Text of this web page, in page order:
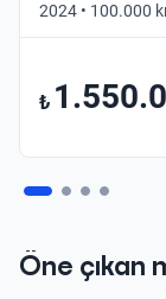
2024 • 100.000
₺
Öne çıkan